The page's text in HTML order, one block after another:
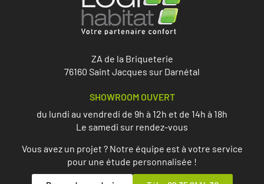
ZA de la Briqueterie
76160 Saint Jacques sur Darnétal
SHOWROOM OUVERT
du lundi au vendredi de 9h à 12h et de 14h à 18h
Le samedi sur rendez-vous
Vous avez un projet ? Notre équipe est à votre service
pour une étude personnalisée !